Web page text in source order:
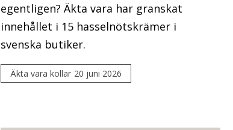
egentligen? Äkta vara har granskat
innehållet i 15 hasselnötskrämer i
svenska butiker.
Äkta vara kollar 20 juni 2026